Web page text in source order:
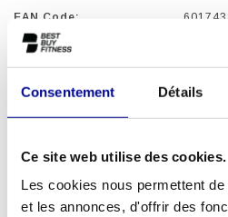
Consentement Détails
Ce site web utilise des cookies.
Les cookies nous permettent
et les annonces, d'offrir des
EAN Code:
Le banc Athletic Performance Blue
est conçu pour les entraînements
pectoral). Le rouleau de pied est